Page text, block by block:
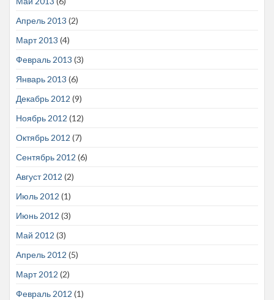
Апрель 2013 (2)
Март 2013 (4)
Февраль 2013 (3)
Январь 2013 (6)
Декабрь 2012 (9)
Ноябрь 2012 (12)
Октябрь 2012 (7)
Сентябрь 2012 (6)
Август 2012 (2)
Июль 2012 (1)
Июнь 2012 (3)
Май 2012 (3)
Апрель 2012 (5)
Март 2012 (2)
Февраль 2012 (1)